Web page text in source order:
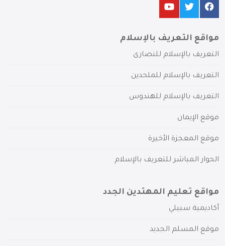
مواقع التعريف بالإسلام
التعريف بالإسلام للنصارى
التعريف بالإسلام للملحدين
التعريف بالإسلام للهندوس
موقع الإيمان
موقع المعجزة الأخيرة
الحوار المباشر للتعريف بالإسلام
مواقع تعليم المهتدين الجدد
أكاديمية سبيلي
موقع المسلم الجديد